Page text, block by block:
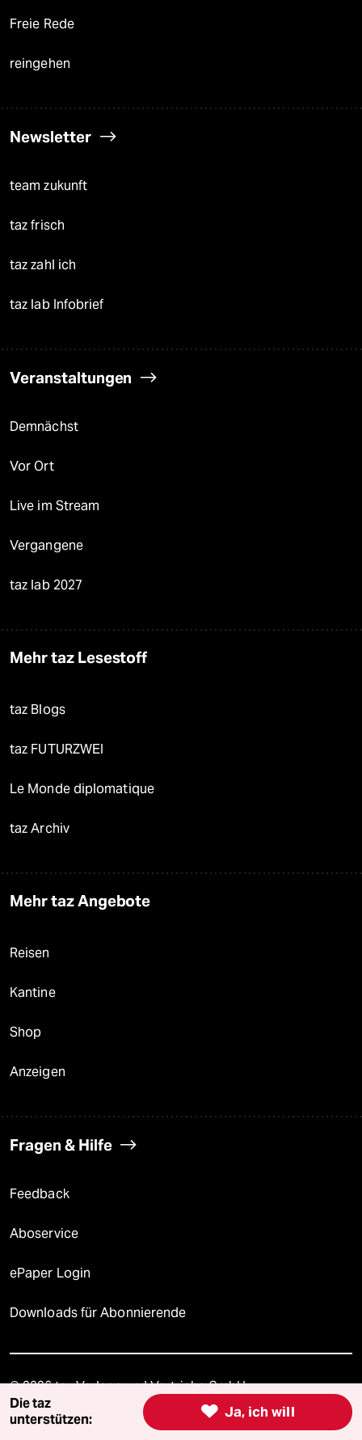
Freie Rede
reingehen
Newsletter
team zukunft
taz frisch
taz zahl ich
taz lab Infobrief
Veranstaltungen
Demnächst
Vor Ort
Live im Stream
Vergangene
taz lab 2027
Mehr taz Lesestoff
taz Blogs
taz FUTURZWEI
Le Monde diplomatique
taz Archiv
Mehr taz Angebote
Reisen
Kantine
Shop
Anzeigen
Fragen & Hilfe
Feedback
Aboservice
ePaper Login
Downloads für Abonnierende
© 2026 taz Verlags und Vertriebs GmbH
Alle Rechte vorbehalten. Bei rechtlichen Fragen oder für Genehmigungen
wenden Sie sich bitte an
lizenzen@taz.de Ja, ich will
Die taz
unterstützen: